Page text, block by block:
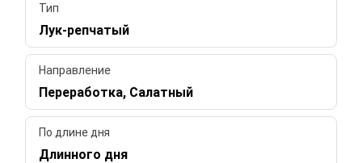
Тип
Лук-репчатый
Направление
Переработка, Салатный
По длине дня
Длинного дня